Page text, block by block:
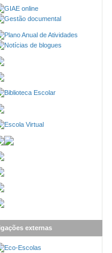
externas